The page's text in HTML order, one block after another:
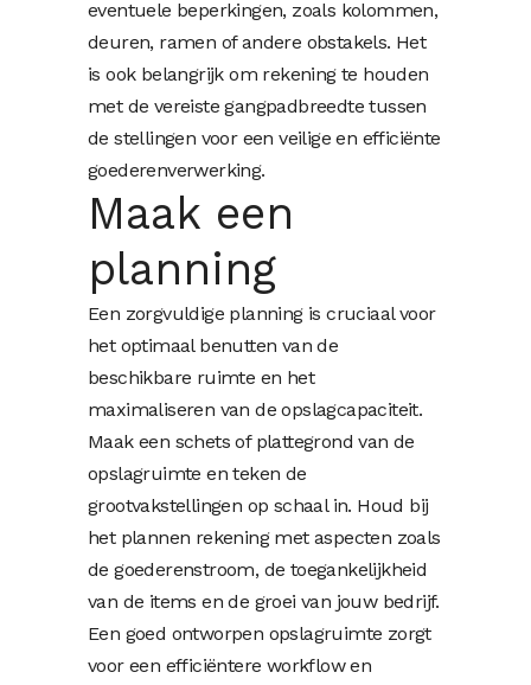
eventuele beperkingen, zoals kolommen,
deuren, ramen of andere obstakels. Het
is ook belangrijk om rekening te houden
met de vereiste gangpadbreedte tussen
de stellingen voor een veilige en efficiënte
goederenverwerking.
Maak een
planning
Een zorgvuldige planning is cruciaal voor
het optimaal benutten van de
beschikbare ruimte en het
maximaliseren van de opslagcapaciteit.
Maak een schets of plattegrond van de
opslagruimte en teken de
grootvakstellingen op schaal in. Houd bij
het plannen rekening met aspecten zoals
de goederenstroom, de toegankelijkheid
van de items en de groei van jouw bedrijf.
Een goed ontworpen opslagruimte zorgt
voor een efficiëntere workflow en